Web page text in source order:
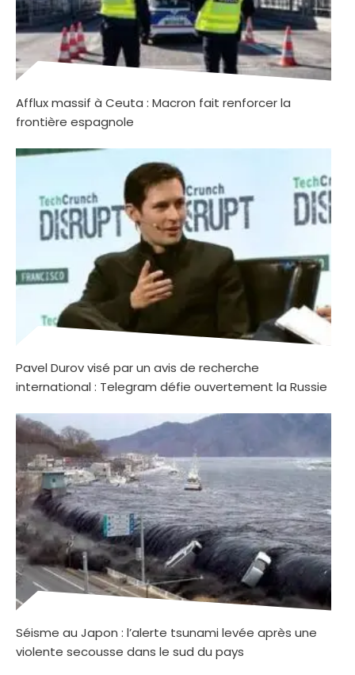
Afflux massif à Ceuta : Macron fait renforcer la
frontière espagnole
Pavel Durov visé par un avis de recherche
international : Telegram défie ouvertement la Russie
Séisme au Japon : l’alerte tsunami levée après une
violente secousse dans le sud du pays